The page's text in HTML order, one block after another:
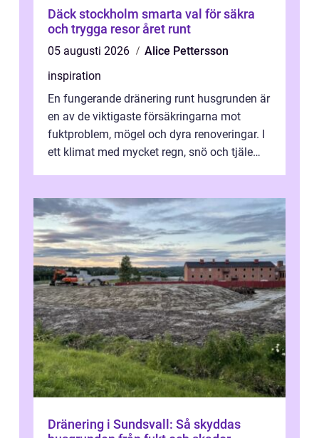
Däck stockholm smarta val för säkra
och trygga resor året runt
05 augusti 2026
Alice Pettersson
inspiration
En fungerande dränering runt husgrunden är
en av de viktigaste försäkringarna mot
fuktproblem, mögel och dyra renoveringar. I
ett klimat med mycket regn, snö och tjäle
Dränering i Sundsvall: Så skyddas